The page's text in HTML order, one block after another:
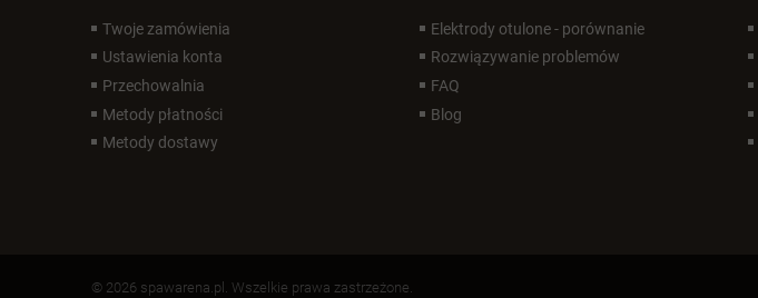
Twoje zamówienia
Ustawienia konta
Przechowalnia
Metody płatności
Metody dostawy
Elektrody otulone - porównanie
Rozwiązywanie problemów
FAQ
Blog
© 2026 spawarena.pl. Wszelkie prawa zastrzeżone.